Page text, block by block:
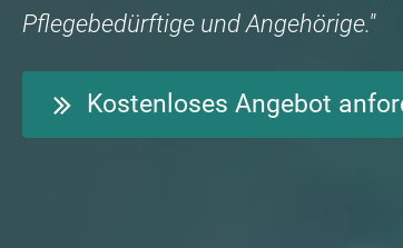
Pflegebedürftige und Angehörige."
Kostenloses Angebot